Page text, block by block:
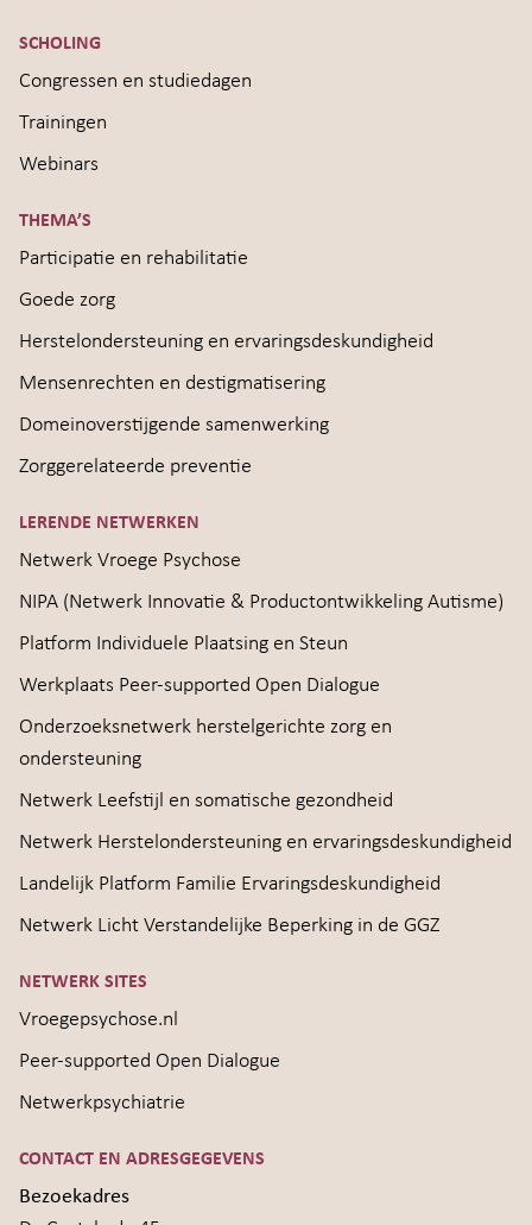
SCHOLING
Congressen en studiedagen
Trainingen
Webinars
THEMA’S
Participatie en rehabilitatie
Goede zorg
Herstelondersteuning en ervaringsdeskundigheid
Mensenrechten en destigmatisering
Domeinoverstijgende samenwerking
Zorggerelateerde preventie
LERENDE NETWERKEN
Netwerk Vroege Psychose
NIPA (Netwerk Innovatie & Productontwikkeling Autisme)
Platform Individuele Plaatsing en Steun
Werkplaats Peer-supported Open Dialogue
Onderzoeksnetwerk herstelgerichte zorg en
ondersteuning
Netwerk Leefstijl en somatische gezondheid
Netwerk Herstelondersteuning en ervaringsdeskundigheid
Landelijk Platform Familie Ervaringsdeskundigheid
Netwerk Licht Verstandelijke Beperking in de GGZ
NETWERK SITES
Vroegepsychose.nl
Peer-supported Open Dialogue
Netwerkpsychiatrie
CONTACT EN ADRESGEGEVENS
Bezoekadres